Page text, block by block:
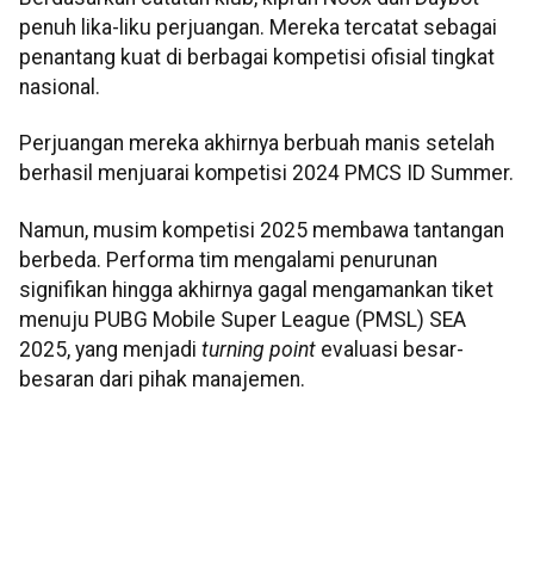
penuh lika-liku perjuangan. Mereka tercatat sebagai
penantang kuat di berbagai kompetisi ofisial tingkat
nasional.
Perjuangan mereka akhirnya berbuah manis setelah
berhasil menjuarai kompetisi 2024 PMCS ID Summer.
Namun, musim kompetisi 2025 membawa tantangan
berbeda. Performa tim mengalami penurunan
signifikan hingga akhirnya gagal mengamankan tiket
menuju PUBG Mobile Super League (PMSL) SEA
2025, yang menjadi turning point evaluasi besar-
besaran dari pihak manajemen.